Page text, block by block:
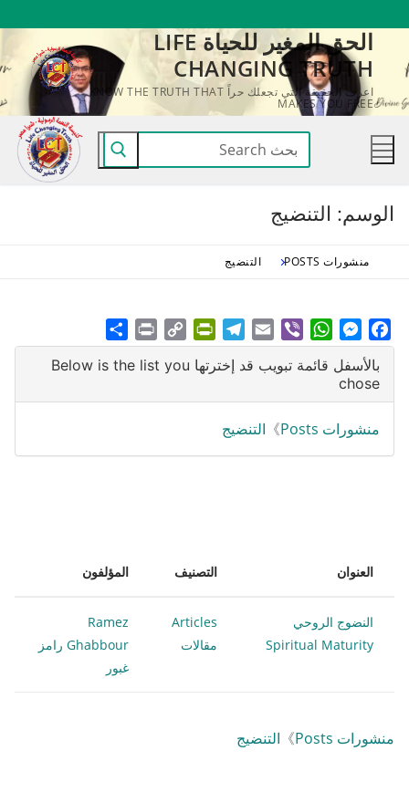
المحتوى
الحق المغير للحياة LIFE
CHANGING TRUTH
اعرف الحقيقة التي تجعلك حراً KNOW THE TRUTH THAT
MAKES YOU FREE
البحث
عن:
الوسم: التنضيج
منشورات POSTS التنضيج
Facebook
Messenger
WhatsApp
Viber
Email
Telegram
PrintFriendly
Copy
Link
Print
بالأسفل قائمة تبويب قد إخترتها Below is the list you
chose
منشورات Posts 》 التنضيج
العنوان التصنيف المؤلفون
النضوج الروحي
Spiritual Maturity
Articles
مقالات
Ramez
Ghabbour رامز
غبور
منشورات Posts 》 التنضيج